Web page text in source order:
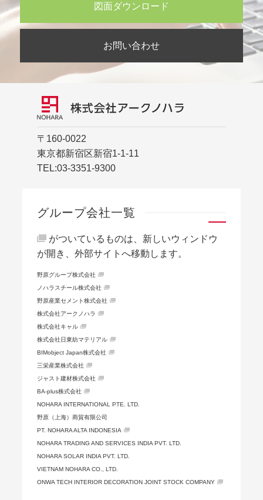
図面ダウンロード
お問い合わせ
〒160-0022
東京都新宿区新宿1-1-11
TEL:03-3351-9300
グループ会社一覧
がついているものは、新しいウィンドウ
が開き、外部サイトへ移動します。
野原グループ株式会社
ノハラスチール株式会社
野原産業セメント株式会社
株式会社アークノハラ
株式会社キャル
株式会社日東紡マテリアル
BIMobject Japan株式会社
三栄産業株式会社
ジャスト建材株式会社
BA-plus株式会社
NOHARA INTERNATIONAL PTE. LTD.
野原（上海）商貿有限公司
PT. NOHARA ALTA INDONESIA
NOHARA TRADING AND SERVICES INDIA PVT. LTD.
NOHARA SOLAR INDIA PVT. LTD.
VIETNAM NOHARA CO., LTD.
ONWA TECH INTERIOR DECORATION JOINT STOCK COMPANY